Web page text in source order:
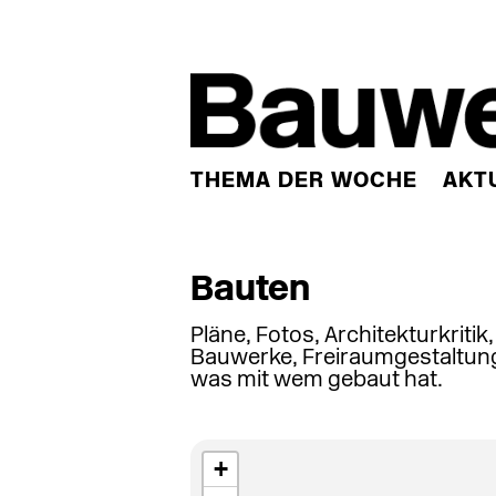
THEMA DER WOCHE
Bauten
Pläne, Fotos,
Bauwerke,
was mit wem gebaut hat.
+